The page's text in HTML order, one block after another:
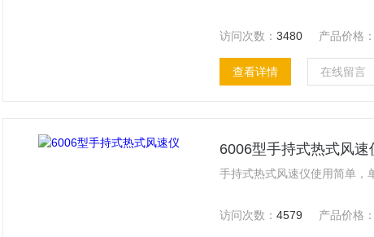
访问次数：3480 产品价格
查看详情 在线留言
6006型手持式热式风速
访问次数：4579 产品价格